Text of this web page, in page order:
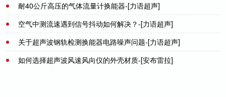
耐40公斤高压的气体流量计换能器-[力语超声]
空气中测流速遇到信号抖动如何解决？-[力语超声]
关于超声波钢轨检测换能器电路噪声问题-[力语超声]
如何选择超声波风速风向仪的外壳材质-[安布雷拉]